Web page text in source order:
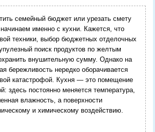
семейный бюджет или урезать смету
именно с кухни. Кажется, что
техники, выбор бюджетных отделочных
поиск продуктов по желтым
внушительную сумму. Однако на
бережливость нередко оборачивается
катастрофой. Кухня — это помещение
здесь постоянно меняется температура,
влажность, а поверхности
и химическому воздействию.